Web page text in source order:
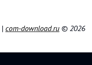
| com-download.ru © 2026